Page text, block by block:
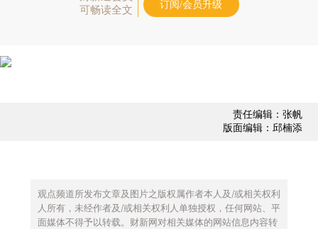
可畅读全文
订阅/会员升级
责任编辑：张帆
版面编辑：邱楠添
观点频道所发布文章及图片之版权属作者本人及/或相关权利
人所有，未经作者及/或相关权利人单独授权，任何网站、平
面媒体不得予以转载。财新网对相关媒体的网站信息内容转